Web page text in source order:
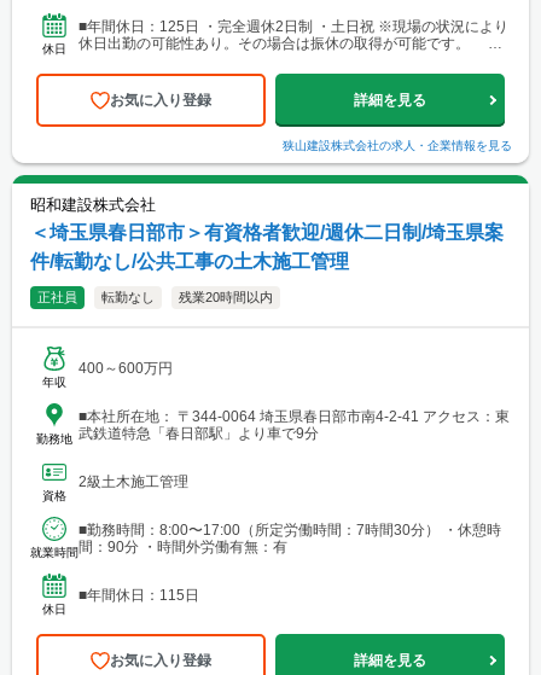
休日
■年間休日：125日 ・完全週休2日制 ・土日祝 ※現場の状況により
休日出勤の可能性あり。その場合は振休の取得が可能です。
お気に入り登録 詳細を見る
狭山建設株式会社の求人・企業情報を見る
昭和建設株式会社
＜埼玉県春日部市＞有資格者歓迎/週休二日制/埼玉県案
件/転勤なし/公共工事の土木施工管理
正社員 転勤なし 残業20時間以内
年収
400～600万円
勤務地
■本社所在地： 〒344-0064 埼玉県春日部市南4-2-41 アクセス：東
武鉄道特急「春日部駅」より車で9分
資格
2級土木施工管理
就業時間
■勤務時間：8:00〜17:00（所定労働時間：7時間30分） ・休憩時
間：90分 ・時間外労働有無：有
休日
■年間休日：115日
お気に入り登録 詳細を見る